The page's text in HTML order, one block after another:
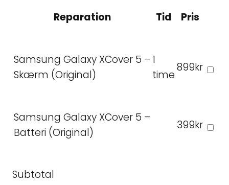
Reparation Tid Pris
Samsung Galaxy XCover 5 –
Skærm (Original)
1
time
899kr
Samsung Galaxy XCover 5 –
Batteri (Original)
399kr
Subtotal